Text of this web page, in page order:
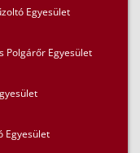
Egyesület
Polgárőr Egyesület
Egyesület